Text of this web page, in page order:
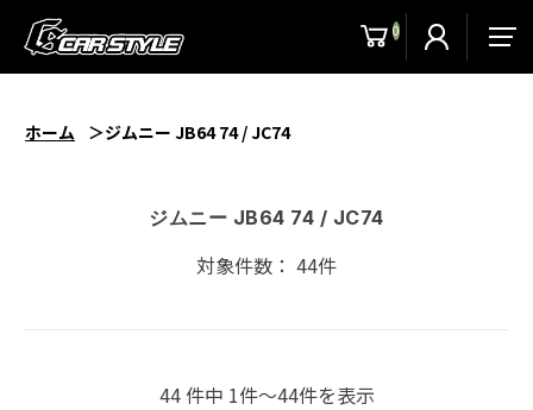
0
ホーム ジムニー JB64 74 / JC74
ジムニー JB64 74 / JC74
対象件数： 44件
44 件中 1件〜44件を表示